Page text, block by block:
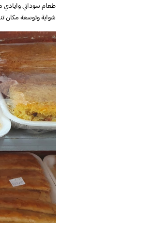
طعام سوداني
شواية وتوسعة مكان